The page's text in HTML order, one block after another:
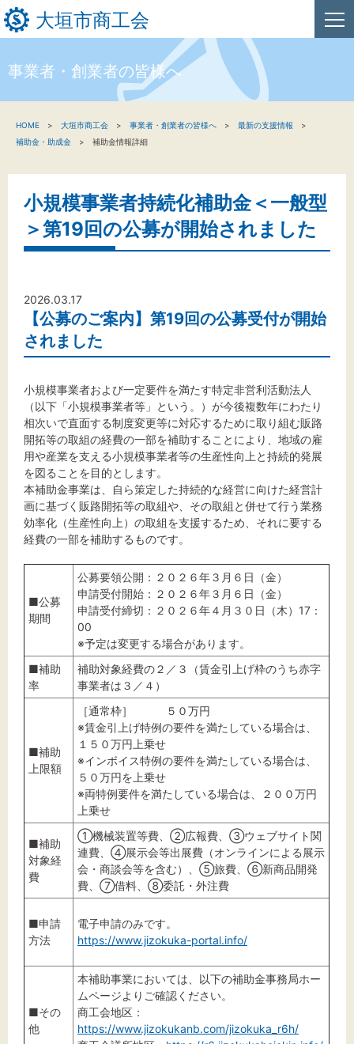
大垣市商工会
新着情報
関係機関の方へ
大垣市商工会について
文字サイズ
標準 拡大
背景色
黒 白 黄
事業者・創業者の皆様へ
HOME 大垣市商工会 事業者・創業者の皆様へ
最新の支援情報
補助金・助成金
補助金情報詳細
小規模事業者持続化補助金＜一般型
＞第19回の公募が開始されました
2026.03.17
【公募のご案内】第19回の公募受付が開始
されました
小規模事業者および一定要件を満たす特定非営利活動法人
（以下「小規模事業者等」という。）が今後複数年にわたり
相次いで直面する制度変更等に対応するために取り組む販路
開拓等の取組の経費の一部を補助することにより、地域の雇
用や産業を支える小規模事業者等の生産性向上と持続的発展
を図ることを目的とします。
本補助金事業は、自ら策定した持続的な経営に向けた経営計
画に基づく販路開拓等の取組や、その取組と併せて行う業務
効率化（生産性向上）の取組を支援するため、それに要する
経費の一部を補助するものです。
■公募
期間
公募要領公開：２０２６年３月６日（金）
申請受付開始：２０２６年３月６日（金）
申請受付締切：２０２６年４月３０日（木）17：
00
※予定は変更する場合があります。
■補助
率
補助対象経費の２／３（賃金引上げ枠のうち赤字
事業者は３／４）
■補助
上限額
［通常枠］ ５０万円
※賃金引上げ特例の要件を満たしている場合は、
１５０万円上乗せ
※インボイス特例の要件を満たしている場合は、
５０万円を上乗せ
※両特例要件を満たしている場合は、２００万円
上乗せ
■補助
対象経
費
①機械装置等費、②広報費、③ウェブサイト関
連費、④展示会等出展費（オンラインによる展示
会・商談会等を含む）、⑤旅費、⑥新商品開発
費、⑦借料、⑧委託・外注費
■申請
方法
電子申請のみです。
https://www.jizokuka-portal.info/
■その
他
本補助事業においては、以下の補助金事務局ホー
ムページよりご確認ください。
商工会地区：
https://www.jizokukanb.com/jizokuka_r6h/